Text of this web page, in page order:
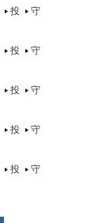
投 守
投 守
投 守
投 守
投 守